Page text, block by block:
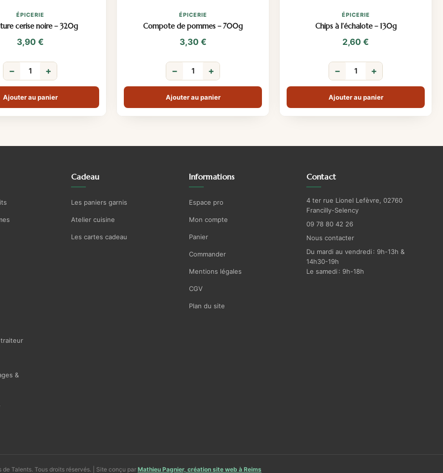
ÉPICERIE
cerise noire – 320g
3,90 €
− +
Ajouter au panier
ÉPICERIE
Compote de pommes – 700g
3,30 €
− +
Ajouter au panier
ÉPICERIE
Chips à l’échalote – 130g
2,60 €
− +
Ajouter au panier
&
Cadeau
Les paniers garnis
Atelier cuisine
Les cartes cadeau
Informations
Espace pro
Mon compte
Panier
Commander
Mentions légales
CGV
Plan du site
Contact
4 ter rue Lionel Lefèvre, 02760
Francilly-Selency
09 78 80 42 26
Nous contacter
Du mardi au vendredi : 9h-13h &
14h30-19h
Le samedi : 9h-18h
de Talents. Tous droits réservés. | Site conçu par Mathieu Pagnier, création site web à Reims